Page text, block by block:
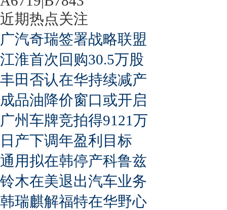
近期热点关注
广汽奇瑞签署战略联盟
江淮首次回购30.5万股
丰田否认在华持续减产
成品油降价窗口或开启
广州车牌竞拍得9121万
日产下调年盈利目标
通用拟在韩停产科鲁兹
铃木在美退出汽车业务
韩瑞麒解福特在华野心